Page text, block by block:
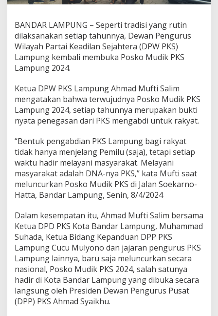
O
U
D
I
K
2
BANDAR LAMPUNG – Seperti tradisi yang rutin
dilaksanakan setiap tahunnya, Dewan Pengurus
Wilayah Partai Keadilan Sejahtera (DPW PKS)
Lampung kembali membuka Posko Mudik PKS
Lampung 2024.
Ketua DPW PKS Lampung Ahmad Mufti Salim
mengatakan bahwa terwujudnya Posko Mudik PKS
Lampung 2024, setiap tahunnya merupakan bukti
nyata penegasan dari PKS mengabdi untuk rakyat.
“Bentuk pengabdian PKS Lampung bagi rakyat
tidak hanya menjelang Pemilu (saja), tetapi setiap
waktu hadir melayani masyarakat. Melayani
masyarakat adalah DNA-nya PKS,” kata Mufti saat
meluncurkan Posko Mudik PKS di Jalan Soekarno-
Hatta, Bandar Lampung, Senin, 8/4/2024
Dalam kesempatan itu, Ahmad Mufti Salim bersama
Ketua DPD PKS Kota Bandar Lampung, Muhammad
Suhada, Ketua Bidang Kepanduan DPP PKS
Lampung Cucu Mulyono dan jajaran pengurus PKS
Lampung lainnya, baru saja meluncurkan secara
nasional, Posko Mudik PKS 2024, salah satunya
hadir di Kota Bandar Lampung yang dibuka secara
langsung oleh Presiden Dewan Pengurus Pusat
(DPP) PKS Ahmad Syaikhu.